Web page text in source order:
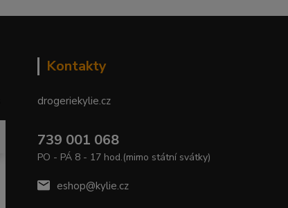
Kontakty
drogeriekylie.cz
739 001 068
PO - PÁ 8 - 17 hod.(mimo státní svátky)
eshop@kylie.cz